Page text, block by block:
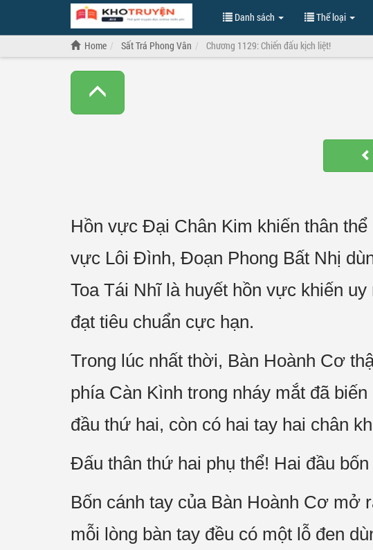
Danh sách Thể loại
Home Sất Trá Phong Vân Chương 1129: Chiến đấu kịch liệt!
Hồn vực Đại Chân Kim khiến thân
vực Lôi Đình, Đoạn Phong Bất Nhị
Toa Tái Nhĩ là huyết hồn vực khiến
đạt tiêu chuẩn cực hạn.
Trong lúc nhất thời, Bàn Hoành Cơ
phía Càn Kình trong nháy mắt đã
đầu thứ hai, còn có hai tay hai chân
Đấu thân thứ hai phụ thể! Hai đầu bốn
Bốn cánh tay của Bàn Hoành Cơ mở
mỗi lòng bàn tay đều có một lỗ đen